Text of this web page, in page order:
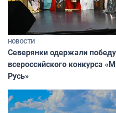
НОВОСТИ
Северянки одержали
всероссийского конкурса
Русь»